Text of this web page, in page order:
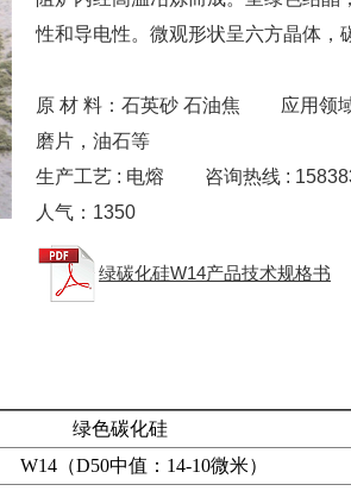
性和导电性。微观形状呈六方晶体，
原 材 料：石英砂 石油焦
应用领
磨片，油石等
生产工艺 : 电熔
咨询热线 :
人气： 1350
绿碳化硅W14产品技术规格书
化硅
：14-10微米）